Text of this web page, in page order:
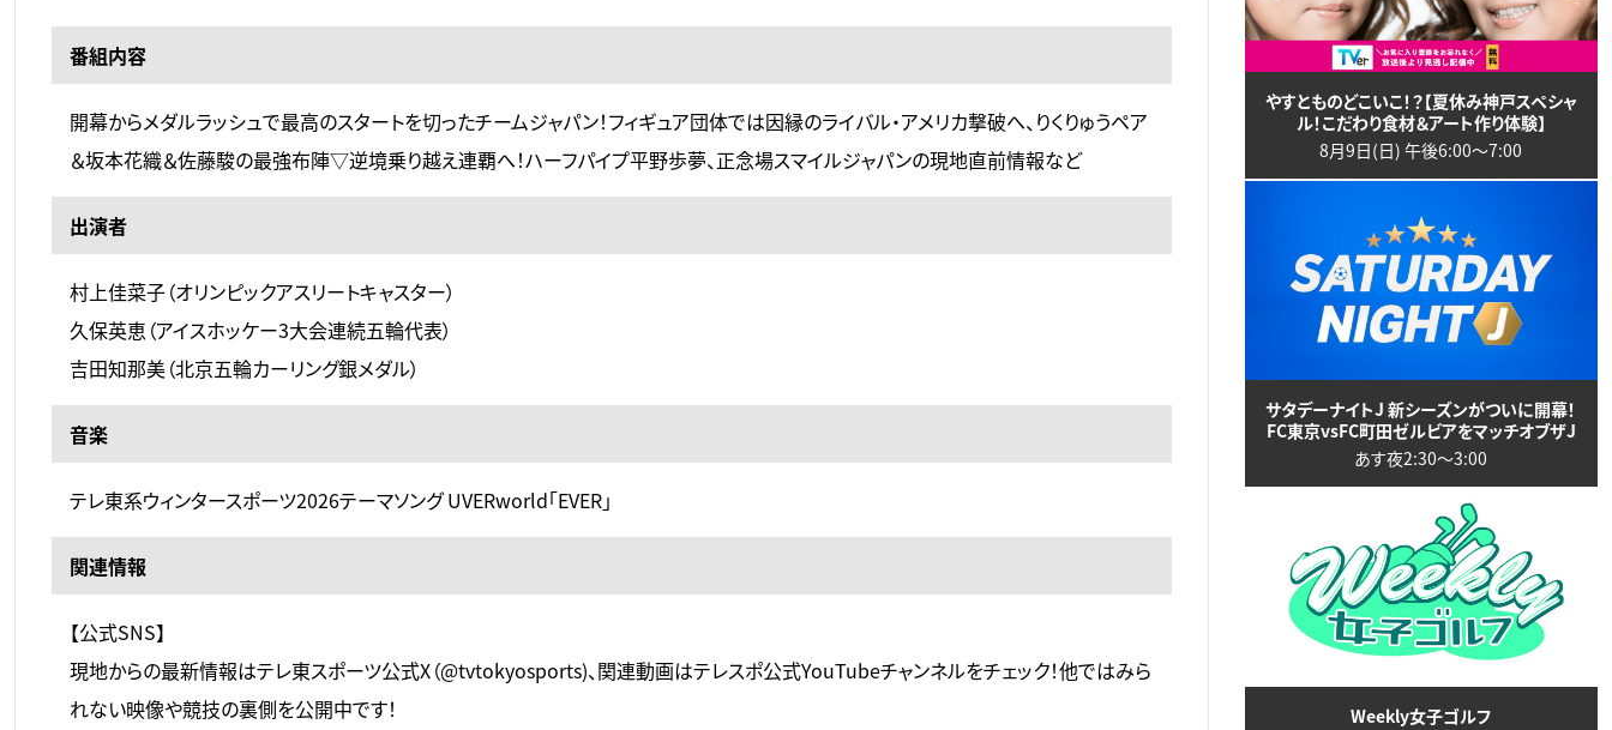
番組内容
開幕からメダルラッシュで最高のスタートを切ったチームジャパン！フィギュア団体では因縁のライバル・アメリカ撃破へ、りくりゅうペア
＆坂本花織＆佐藤駿の最強布陣▽逆境乗り越え連覇へ！ハーフパイプ平野歩夢、正念場スマイルジャパンの現地直前情報など
出演者
村上佳菜子（オリンピックアスリートキャスター）
久保英恵（アイスホッケー3大会連続五輪代表）
吉田知那美（北京五輪カーリング銀メダル）
音楽
テレ東系ウィンタースポーツ2026テーマソング UVERworld「EVER」
関連情報
【公式SNS】
現地からの最新情報はテレ東スポーツ公式X（@tvtokyosports)、関連動画はテレスポ公式YouTubeチャンネルをチェック！他ではみら
れない映像や競技の裏側を公開中です！
やすとものどこいこ！？【夏休み神戸スペシャ
ル！こだわり食材＆アート作り体験】
8月9日(日) 午後6:00〜7:00
サタデーナイトJ 新シーズンがついに開幕！
FC東京vsFC町田ゼルビアをマッチオブザJ
あす夜2:30〜3:00
Weekly女子ゴルフ